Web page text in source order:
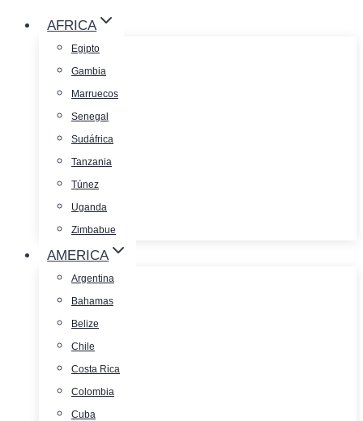
AFRICA
Egipto
Gambia
Marruecos
Senegal
Sudáfrica
Tanzania
Túnez
Uganda
Zimbabue
AMERICA
Argentina
Bahamas
Belize
Chile
Costa Rica
Colombia
Cuba